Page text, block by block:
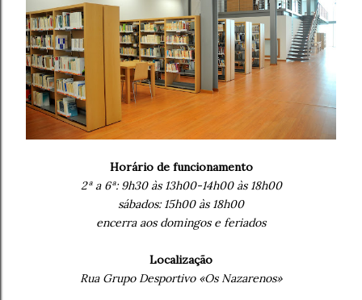
Horário de funcionamento
2ª a 6ª: 9h30 às 13h00-14h00 às 18h00
sábados: 15h00 às 18h00
encerra aos domingos e feriados
Localização
Rua Grupo Desportivo «Os Nazarenos»